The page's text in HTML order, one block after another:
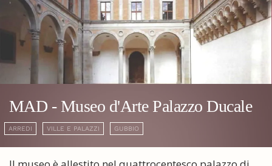
MAD - Museo d'Arte Palazzo Ducale
ARREDI VILLE E PALAZZI GUBBIO